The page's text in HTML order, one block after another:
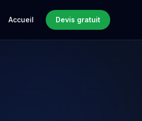
Accueil Devis gratuit